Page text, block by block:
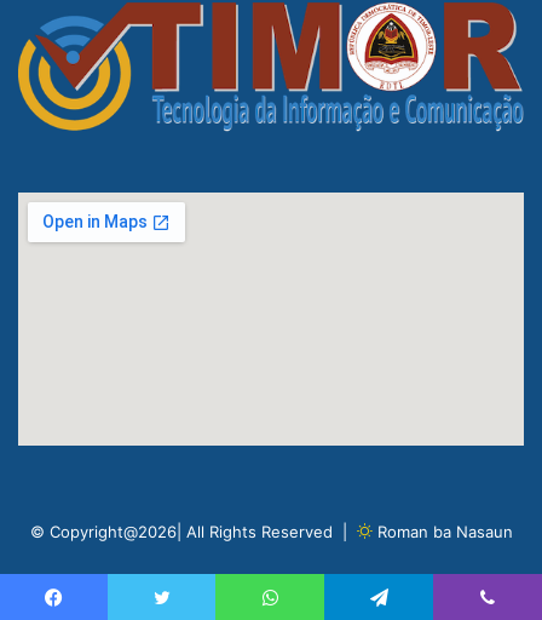
© Copyright@2026| All Rights Reserved | Roman ba Nasaun